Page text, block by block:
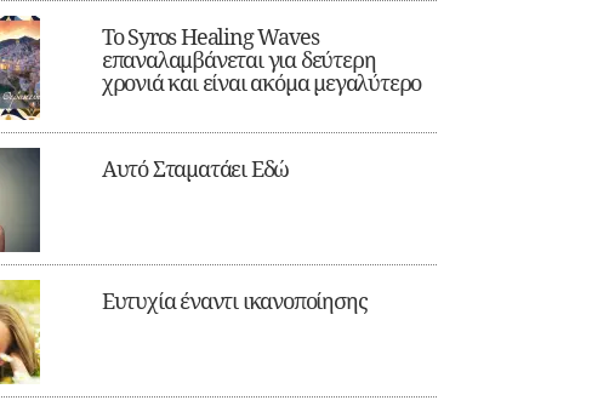
Το Syros Healing Waves
επαναλαμβάνεται για δεύτερη
χρονιά και είναι ακόμα μεγαλύτερο
Αυτό Σταματάει Εδώ
Ευτυχία έναντι ικανοποίησης